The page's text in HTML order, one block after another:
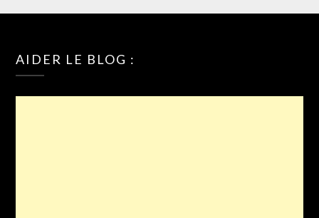
AIDER LE BLOG :